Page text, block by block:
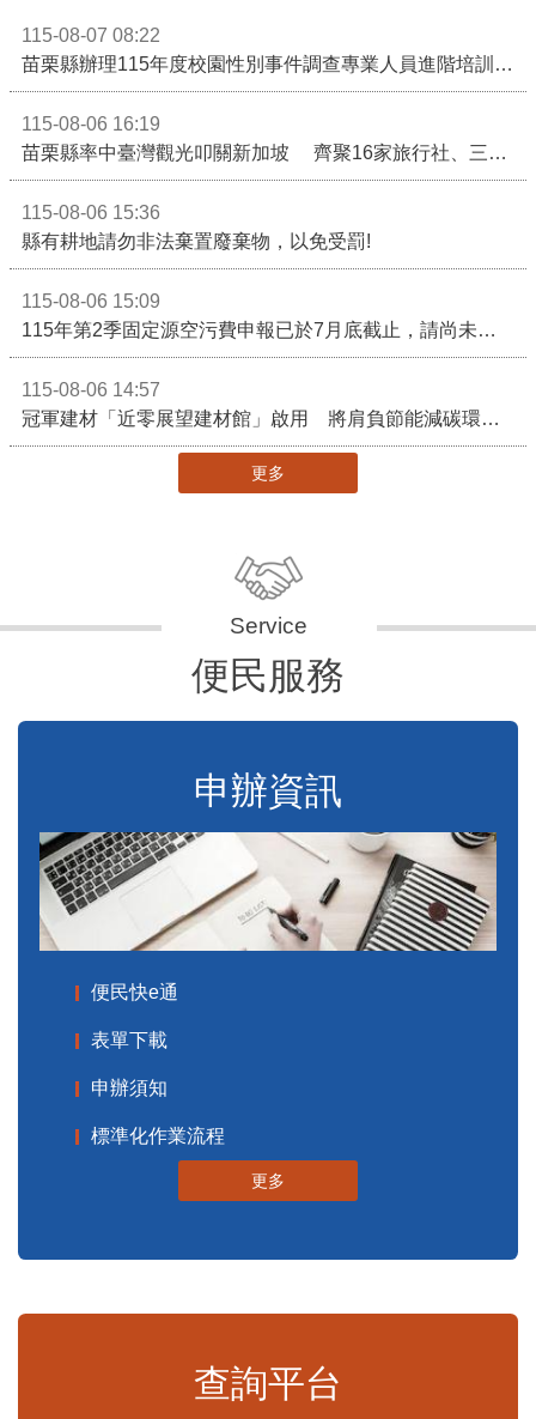
115-08-07 08:22
115-08-06 16:19
115-08-06 15:36
縣有耕地請勿非法棄置廢棄物，以免受罰!
115-08-06 15:09
115-08-06 14:57
更多
便民服務
申辦資訊
便民快e通
表單下載
申辦須知
標準化作業流程
更多
查詢平台